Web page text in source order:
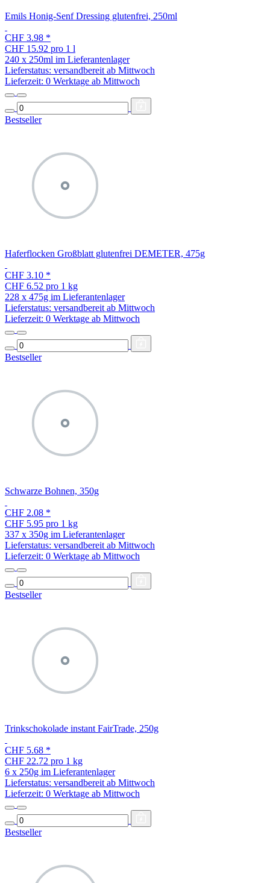
Emils Honig-Senf Dressing glutenfrei, 250ml
CHF 3.98 *
CHF 15.92 pro 1 l
240 x 250ml im Lieferantenlager
Lieferstatus: versandbereit ab Mittwoch
Lieferzeit: 0 Werktage ab Mittwoch
Bestseller
Haferflocken Großblatt glutenfrei DEMETER, 475g
CHF 3.10 *
CHF 6.52 pro 1 kg
228 x 475g im Lieferantenlager
Lieferstatus: versandbereit ab Mittwoch
Lieferzeit: 0 Werktage ab Mittwoch
Bestseller
Schwarze Bohnen, 350g
CHF 2.08 *
CHF 5.95 pro 1 kg
337 x 350g im Lieferantenlager
Lieferstatus: versandbereit ab Mittwoch
Lieferzeit: 0 Werktage ab Mittwoch
Bestseller
Trinkschokolade instant FairTrade, 250g
CHF 5.68 *
CHF 22.72 pro 1 kg
6 x 250g im Lieferantenlager
Lieferstatus: versandbereit ab Mittwoch
Lieferzeit: 0 Werktage ab Mittwoch
Bestseller